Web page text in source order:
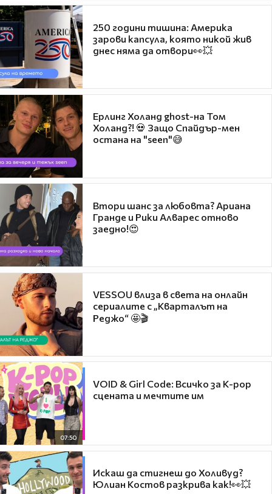
250 години тишина: Америка
зарови капсула, която никой жив
днес няма да отвори👀💥
Ерлинг Холанд ghost-на Том
Холанд?! 💀 Защо Спайдър-мен
остана на "seen"😅
Втори шанс за любовта? Ариана
Гранде и Рики Алварес отново
заедно!😍
VESSOU влиза в света на онлайн
сериалите с „Кварталът на
Реджо“ 🤩🎬
07:50
VOID & Girl Code: Всичко за K-pop
сцената и мечтите им
Искаш да стигнеш до Холивуд?
Юлиан Костов разкрива как!👀💥